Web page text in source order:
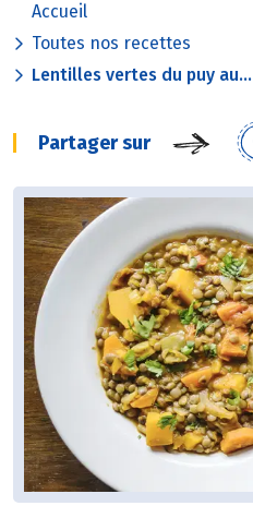
Accueil
Toutes nos recettes
Lentilles vertes du puy au...
Partager sur